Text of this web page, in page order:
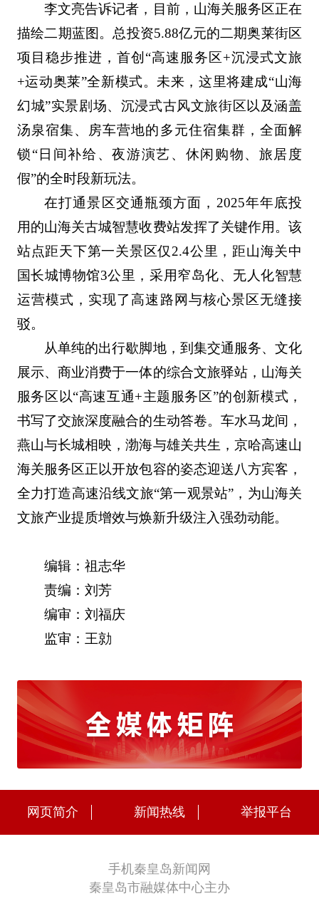
李文亮告诉记者，目前，山海关服务区正在
描绘二期蓝图。总投资5.88亿元的二期奥莱街区
项目稳步推进，首创“高速服务区+沉浸式文旅
+运动奥莱”全新模式。未来，这里将建成“山海
幻城”实景剧场、沉浸式古风文旅街区以及涵盖
汤泉宿集、房车营地的多元住宿集群，全面解
锁“日间补给、夜游演艺、休闲购物、旅居度
假”的全时段新玩法。
在打通景区交通瓶颈方面，2025年年底投
用的山海关古城智慧收费站发挥了关键作用。该
站点距天下第一关景区仅2.4公里，距山海关中
国长城博物馆3公里，采用窄岛化、无人化智慧
运营模式，实现了高速路网与核心景区无缝接
驳。
从单纯的出行歇脚地，到集交通服务、文化
展示、商业消费于一体的综合文旅驿站，山海关
服务区以“高速互通+主题服务区”的创新模式，
书写了交旅深度融合的生动答卷。车水马龙间，
燕山与长城相映，渤海与雄关共生，京哈高速山
海关服务区正以开放包容的姿态迎送八方宾客，
全力打造高速沿线文旅“第一观景站”，为山海关
文旅产业提质增效与焕新升级注入强劲动能。
编辑：祖志华
责编：刘芳
编审：刘福庆
监审：王勍
网页简介 新闻热线 举报平台
手机秦皇岛新闻网
秦皇岛市融媒体中心主办